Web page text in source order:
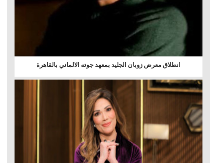
انطلاق معرض زوبان الجليد بمعهد جوته الالماني بالقاهرة